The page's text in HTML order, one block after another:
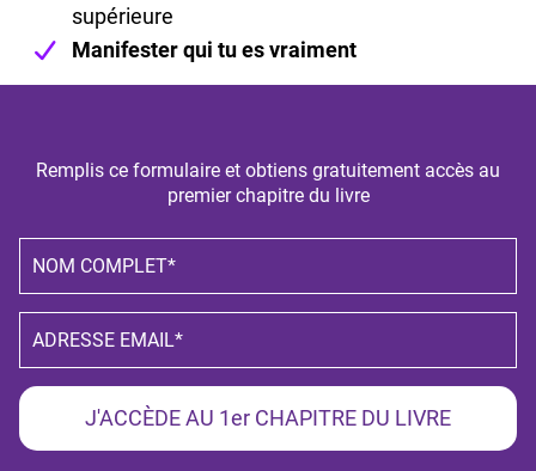
supérieure
Manifester qui tu es vraiment
Remplis ce formulaire et obtiens gratuitement accès au
premier chapitre du livre
J'ACCÈDE AU 1er CHAPITRE DU LIVRE